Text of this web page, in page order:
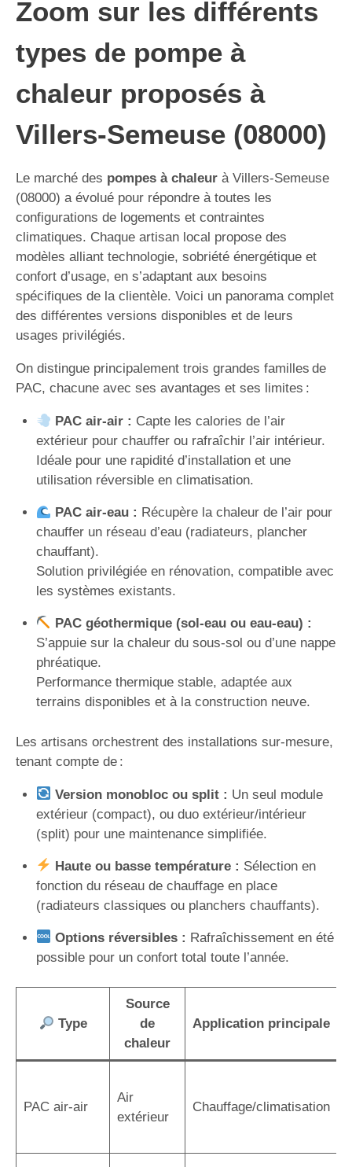
Zoom sur les différents
types de pompe à
chaleur proposés à
Villers-Semeuse (08000)
Le marché des pompes à chaleur à Villers-Semeuse
(08000) a évolué pour répondre à toutes les
configurations de logements et contraintes
climatiques. Chaque artisan local propose des
modèles alliant technologie, sobriété énergétique et
confort d’usage, en s’adaptant aux besoins
spécifiques de la clientèle. Voici un panorama complet
des différentes versions disponibles et de leurs
usages privilégiés.
On distingue principalement trois grandes familles de
PAC, chacune avec ses avantages et ses limites :
PAC air-air : Capte les calories de l’air
extérieur pour chauffer ou rafraîchir l’air intérieur.
Idéale pour une rapidité d’installation et une
utilisation réversible en climatisation.
PAC air-eau : Récupère la chaleur de l’air pour
chauffer un réseau d’eau (radiateurs, plancher
chauffant).
Solution privilégiée en rénovation, compatible avec
les systèmes existants.
PAC géothermique (sol-eau ou eau-eau) :
S’appuie sur la chaleur du sous-sol ou d’une nappe
phréatique.
Performance thermique stable, adaptée aux
terrains disponibles et à la construction neuve.
Les artisans orchestrent des installations sur-mesure,
tenant compte de :
Version monobloc ou split : Un seul module
extérieur (compact), ou duo extérieur/intérieur
(split) pour une maintenance simplifiée.
Haute ou basse température : Sélection en
fonction du réseau de chauffage en place
(radiateurs classiques ou planchers chauffants).
Options réversibles : Rafraîchissement en été
possible pour un confort total toute l’année.
Type
Source
de
chaleur
Application principale
PAC air-air
Air
extérieur
Chauffage/climatisation